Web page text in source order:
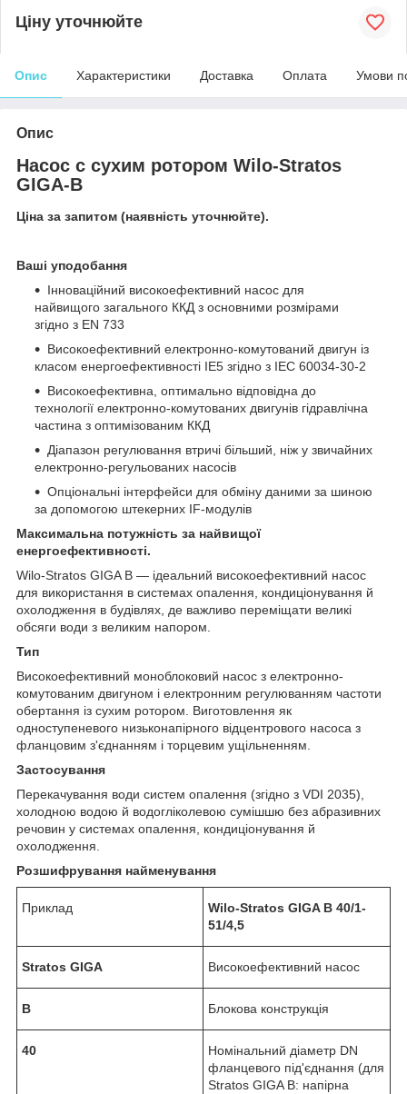
Ціну уточнюйте
Опис Характеристики Доставка Оплата Умови
Опис
Насос с сухим ротором Wilo-Stratos
GIGA-B
Ціна за запитом (наявність уточнюйте).
Ваші уподобання
Інноваційний високоефективний насос для
найвищого загального ККД з основними розмірами
згідно з EN 733
Високоефективний електронно-комутований двигун із
класом енергоефективності IE5 згідно з IEC 60034-30-2
Високоефективна, оптимально відповідна до
технології електронно-комутованих двигунів гідравлічна
частина з оптимізованим ККД
Діапазон регулювання втричі більший, ніж у звичайних
електронно-регульованих насосів
Опціональні інтерфейси для обміну даними за шиною
за допомогою штекерних IF-модулів
Максимальна потужність за найвищої
енергоефективності.
Wilo-Stratos GIGA B — ідеальний високоефективний насос
для використання в системах опалення, кондиціонування й
охолодження в будівлях, де важливо переміщати великі
обсяги води з великим напором.
Тип
Високоефективний моноблоковий насос з електронно-
комутованим двигуном і електронним регулюванням частоти
обертання із сухим ротором. Виготовлення як
одноступеневого низьконапірного відцентрового насоса з
фланцовим з'єднанням і торцевим ущільненням.
Застосування
Перекачування води систем опалення (згідно з VDI 2035),
холодною водою й водогліколевою сумішшю без абразивних
речовин у системах опалення, кондиціонування й
охолодження.
Розшифрування найменування
Приклад
Wilo-Stratos GIGA B 40/1-
51/4,5
Stratos GIGA Високоефективний насос
B Блокова конструкція
40
Номінальний діаметр DN
фланцевого під'єднання (для
Stratos GIGA B: напірна